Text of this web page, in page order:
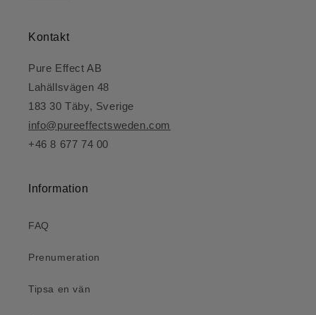
Kontakt
Pure Effect AB
Lahällsvägen 48
183 30 Täby, Sverige
info@pureeffectsweden.com
+46 8 677 74 00
Information
FAQ
Prenumeration
Tipsa en vän